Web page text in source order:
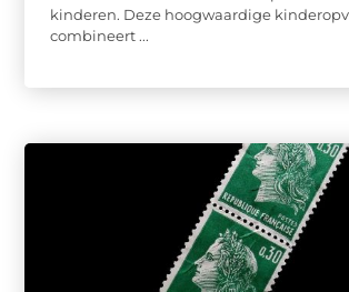
kinderen. Deze hoogwaardige
combineert ...